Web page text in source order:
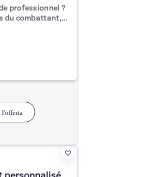
professionnel ?
du combattant,
l'offerta